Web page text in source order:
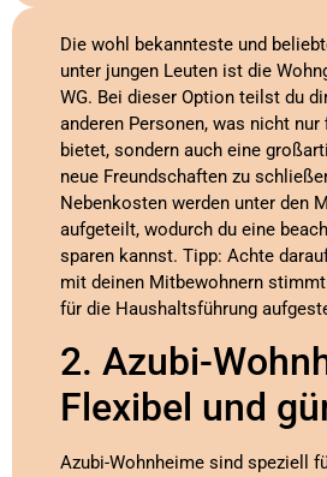
Die wohl bekannteste und
unter jungen Leuten ist die
WG. Bei dieser Option teilst du
anderen Personen, was nicht
bietet, sondern auch eine
neue Freundschaften zu
Nebenkosten werden unter den
aufgeteilt, wodurch du eine
sparen kannst. Tipp: Achte
mit deinen Mitbewohnern
für die Haushaltsführung
2. Azubi-
Flexibel und
Azubi-Wohnheime sind speziell